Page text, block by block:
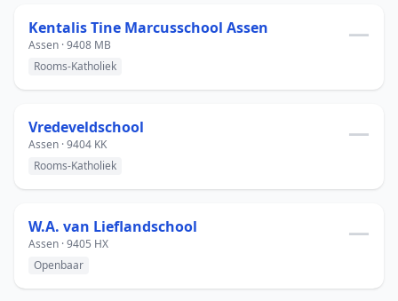
Kentalis Tine Marcusschool Assen
Assen · 9408 MB
Rooms-Katholiek
—
Vredeveldschool
Assen · 9404 KK
Rooms-Katholiek
—
W.A. van Lieflandschool
Assen · 9405 HX
Openbaar
—